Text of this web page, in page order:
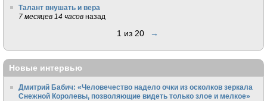
Талант внушать и вера
7 месяцев 14 часов назад
1 из 20 →
Новые интервью
Дмитрий Бабич: «Человечество надело очки из осколков зеркала
Снежной Королевы, позволяющие видеть только злое и мелкое»